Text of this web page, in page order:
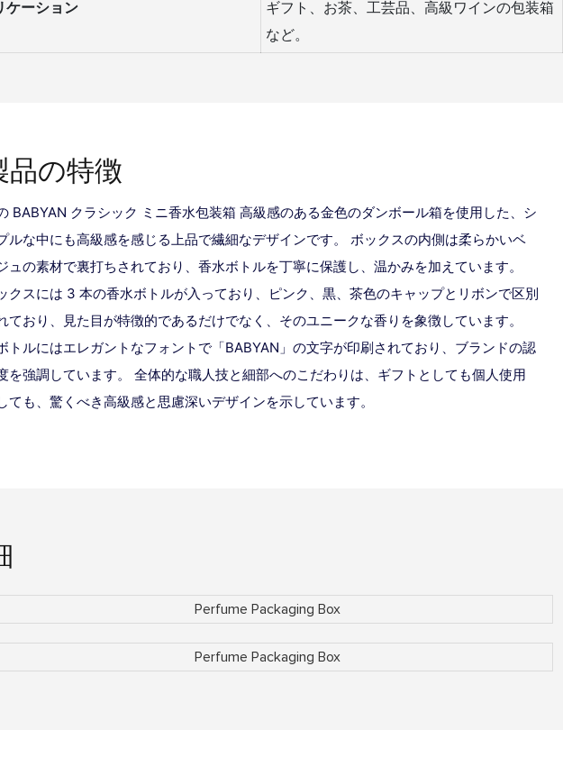
ケーション
ギフト、お茶、工芸品、高級ワインの包装箱
など。
品の特徴
BABYAN クラシック ミニ香水包装箱 高級感のある金色のダンボール箱を使用した、シ
ルな中にも高級感を感じる上品で繊細なデザインです。 ボックスの内側は柔らかいベ
ュの素材で裏打ちされており、香水ボトルを丁寧に保護し、温かみを加えています。
クスには 3 本の香水ボトルが入っており、ピンク、黒、茶色のキャップとリボンで区別
ており、見た目が特徴的であるだけでなく、そのユニークな香りを象徴しています。
トルにはエレガントなフォントで「BABYAN」の文字が印刷されており、ブランドの認
を強調しています。 全体的な職人技と細部へのこだわりは、ギフトとしても個人使用
ても、驚くべき高級感と思慮深いデザインを示しています。